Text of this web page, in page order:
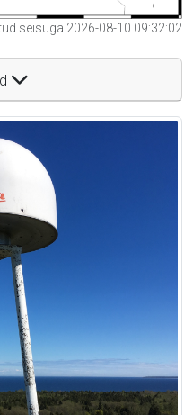
seisuga 2026-08-10 09:32:02